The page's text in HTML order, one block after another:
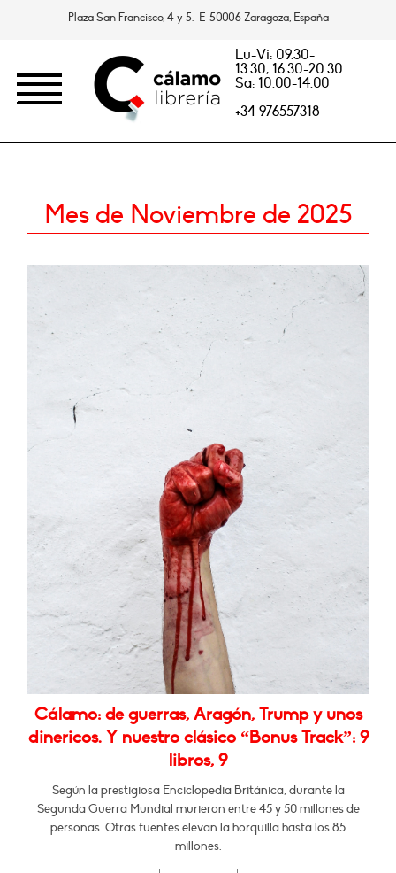
Plaza San Francisco, 4 y 5. E-50006 Zaragoza, España
Lu-Vi: 09.30-
13.30, 16.30-20.30
Sa: 10.00-14.00
+34 976557318
Mes de Noviembre de 2025
Cálamo: de guerras, Aragón, Trump y unos
dinericos. Y nuestro clásico “Bonus Track”: 9
libros, 9
Según la prestigiosa Enciclopedia Británica, durante la
Segunda Guerra Mundial murieron entre 45 y 50 millones de
personas. Otras fuentes elevan la horquilla hasta los 85
millones.